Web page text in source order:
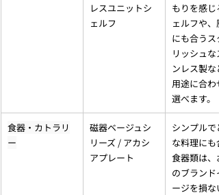
レスユニットシ
ェルフ
もりを感じ
ェルフや、
にも合うス
リッシュな
ンレス製な
用途に合わ
選べます。
食器・カトラリ
ー
磁器ベージュシ
リーズ / アカシ
アプレート
シンプルで
な料理にも
食器類は、
のブランド
ージを損な